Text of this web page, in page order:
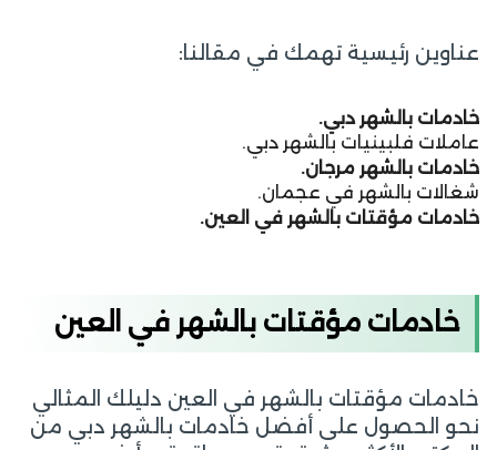
عناوين رئيسية تهمك في مقالنا:
خادمات بالشهر دبي.
عاملات فلبينيات بالشهر دبي.
خادمات بالشهر مرجان.
شغالات بالشهر في عجمان.
خادمات مؤقتات بالشهر في العين.
خادمات مؤقتات بالشهر في العين
خادمات مؤقتات بالشهر في العين دليلك المثالي
نحو الحصول على أفضل خادمات بالشهر دبي من